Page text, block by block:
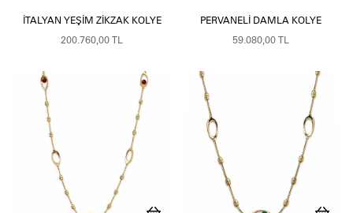
İTALYAN YEŞIM ZIKZAK KOLYE
200.760,00 TL
PERVANELI DAMLA KOLYE
59.080,00 TL